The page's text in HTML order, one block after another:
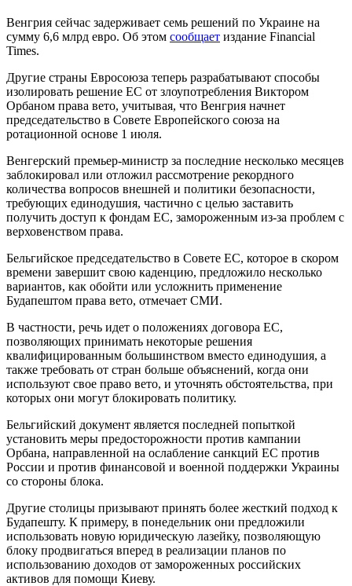
Венгрия сейчас задерживает семь решений по Украине на
сумму 6,6 млрд евро. Об этом сообщает издание Financial
Times.
Другие страны Евросоюза теперь разрабатывают способы
изолировать решение ЕС от злоупотребления Виктором
Орбаном права вето, учитывая, что Венгрия начнет
председательство в Совете Европейского союза на
ротационной основе 1 июля.
Венгерский премьер-министр за последние несколько месяцев
заблокировал или отложил рассмотрение рекордного
количества вопросов внешней и политики безопасности,
требующих единодушия, частично с целью заставить
получить доступ к фондам ЕС, замороженным из-за проблем с
верховенством права.
Бельгийское председательство в Совете ЕС, которое в скором
времени завершит свою каденцию, предложило несколько
вариантов, как обойти или усложнить применение
Будапештом права вето, отмечает СМИ.
В частности, речь идет о положениях договора ЕС,
позволяющих принимать некоторые решения
квалифицированным большинством вместо единодушия, а
также требовать от стран больше объяснений, когда они
используют свое право вето, и уточнять обстоятельства, при
которых они могут блокировать политику.
Бельгийский документ является последней попыткой
установить меры предосторожности против кампании
Орбана, направленной на ослабление санкций ЕС против
России и против финансовой и военной поддержки Украины
со стороны блока.
Другие столицы призывают принять более жесткий подход к
Будапешту. К примеру, в понедельник они предложили
использовать новую юридическую лазейку, позволяющую
блоку продвигаться вперед в реализации планов по
использованию доходов от замороженных российских
активов для помощи Киеву.